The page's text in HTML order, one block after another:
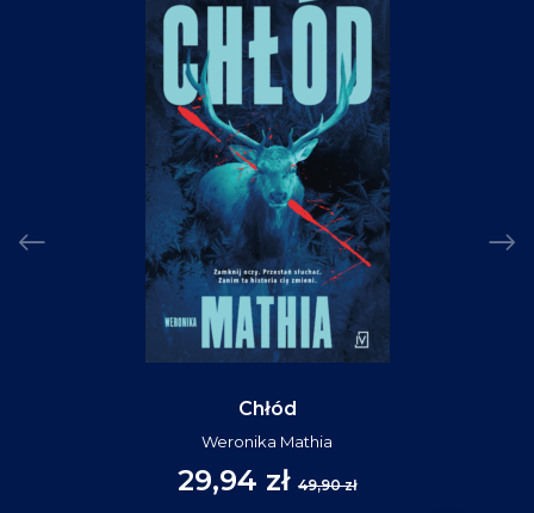
Chłód
Weronika Mathia
29,94 zł 49,90 zł